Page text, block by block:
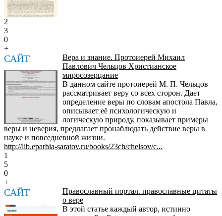
2
3
0
+
САЙТ
Вера и знание. Протоиерей Михаил
Павлович Чельцов Христианское
миросозерцание
В данном сайте протоиерей М. П. Чельцов
рассматривает веру со всех сторон. Дает
определение веры по словам апостола Павла,
описывает её психологическую и
логическую природу, показывает примеры
веры и неверия, предлагает пронаблюдать действие веры в
науке и повседневной жизни.
http://lib.eparhia-saratov.ru/books/23ch/chelsov/c...
1
5
0
+
САЙТ
Православный портал. православные цитаты
о вере
В этой статье каждый автор, истинно